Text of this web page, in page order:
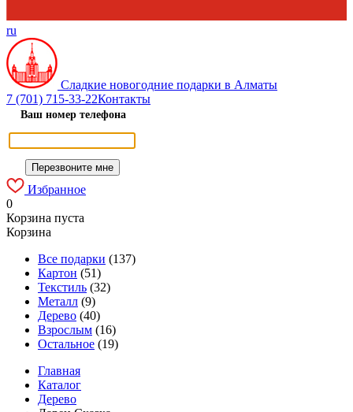
ru
Сладкие новогодние подарки в Алматы
7 (701) 715-33-22Контакты
Ваш номер телефона
Избранное
0
Корзина пуста
Корзина
Все подарки (137)
Картон (51)
Текстиль (32)
Металл (9)
Дерево (40)
Взрослым (16)
Остальное (19)
Главная
Каталог
Дерево